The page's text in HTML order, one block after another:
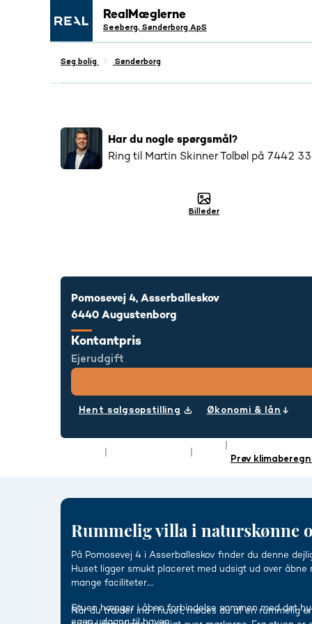
RealMæglerne
Seeberg, Sønderborg ApS
Søg bolig Sønderborg
Populær 3088har interageret med denne
Har du nogle spørgsmål?
Ring til Martin Skinner Tolbøl på 7442
Billeder
Pomosevej 4, Asserballeskov
6440 Augustenborg
Kontantpris
Ejerudgift
Hent salgsopstilling Økonomi & lån
Prøv
Rummelig villa i naturskønne
På Pomosevej 4 i Asserballeskov finder du denne
Huset ligger smukt placeret med udsigt ud over
mange faciliteter.
Når du træder ind i huset, mødes du af en rummelig
Stuen hænger i åben forbindelse sammen med det
egen udgang til haven.